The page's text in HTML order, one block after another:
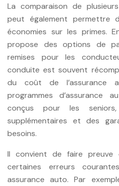
La comparaison de
peut également permettre
économies sur les primes.
propose des options de
remises pour les
conduite est souvent
du coût de l’assurance
programmes d’assurance
conçus pour les
supplémentaires et des
besoins.
Il convient de faire preuve
certaines erreurs
assurance auto. Par